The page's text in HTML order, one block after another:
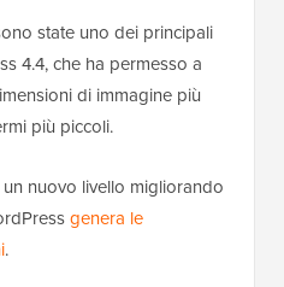
state uno dei principali
4.4, che ha permesso a
di immagine più
più piccoli.
nuovo livello migliorando
genera le
.